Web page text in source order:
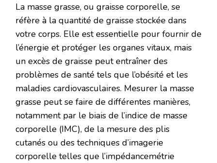
La masse grasse, ou graisse corporelle, se
réfère à la quantité de graisse stockée dans
votre corps. Elle est essentielle pour fournir de
l’énergie et protéger les organes vitaux, mais
un excès de graisse peut entraîner des
problèmes de santé tels que l’obésité et les
maladies cardiovasculaires. Mesurer la masse
grasse peut se faire de différentes manières,
notamment par le biais de l’indice de masse
corporelle (IMC), de la mesure des plis
cutanés ou des techniques d’imagerie
corporelle telles que l’impédancemétrie